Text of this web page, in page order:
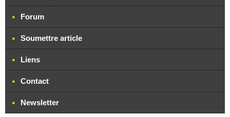
Forum
Soumettre article
Liens
Contact
Newsletter